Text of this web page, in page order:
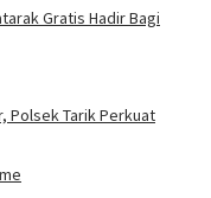
Gratis Hadir Bagi
Polsek Tarik Perkuat